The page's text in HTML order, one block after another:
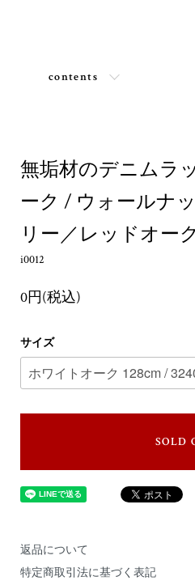
contents
無垢材のデニムラ
ーク / ウォールナ
リー／レッドオーク
i0012
0円(税込)
サイズ
SOLD
返品について
特定商取引法に基づく表記